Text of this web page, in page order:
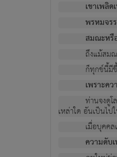
เขาเพลิ
พรหมจร
สมณะหรื
ถึงแม้สม
ก็ทุกข์นี้มี
เพราะค
ท่านจงดู
เหล่าใด อันเป็นไป
เมื่อบุคค
ความดับ